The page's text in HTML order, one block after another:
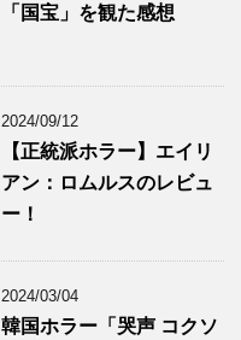
「国宝」を観た感想
2024/09/12
【正統派ホラー】エイリ
アン：ロムルスのレビュ
ー！
2024/03/04
韓国ホラー「哭声 コクソ